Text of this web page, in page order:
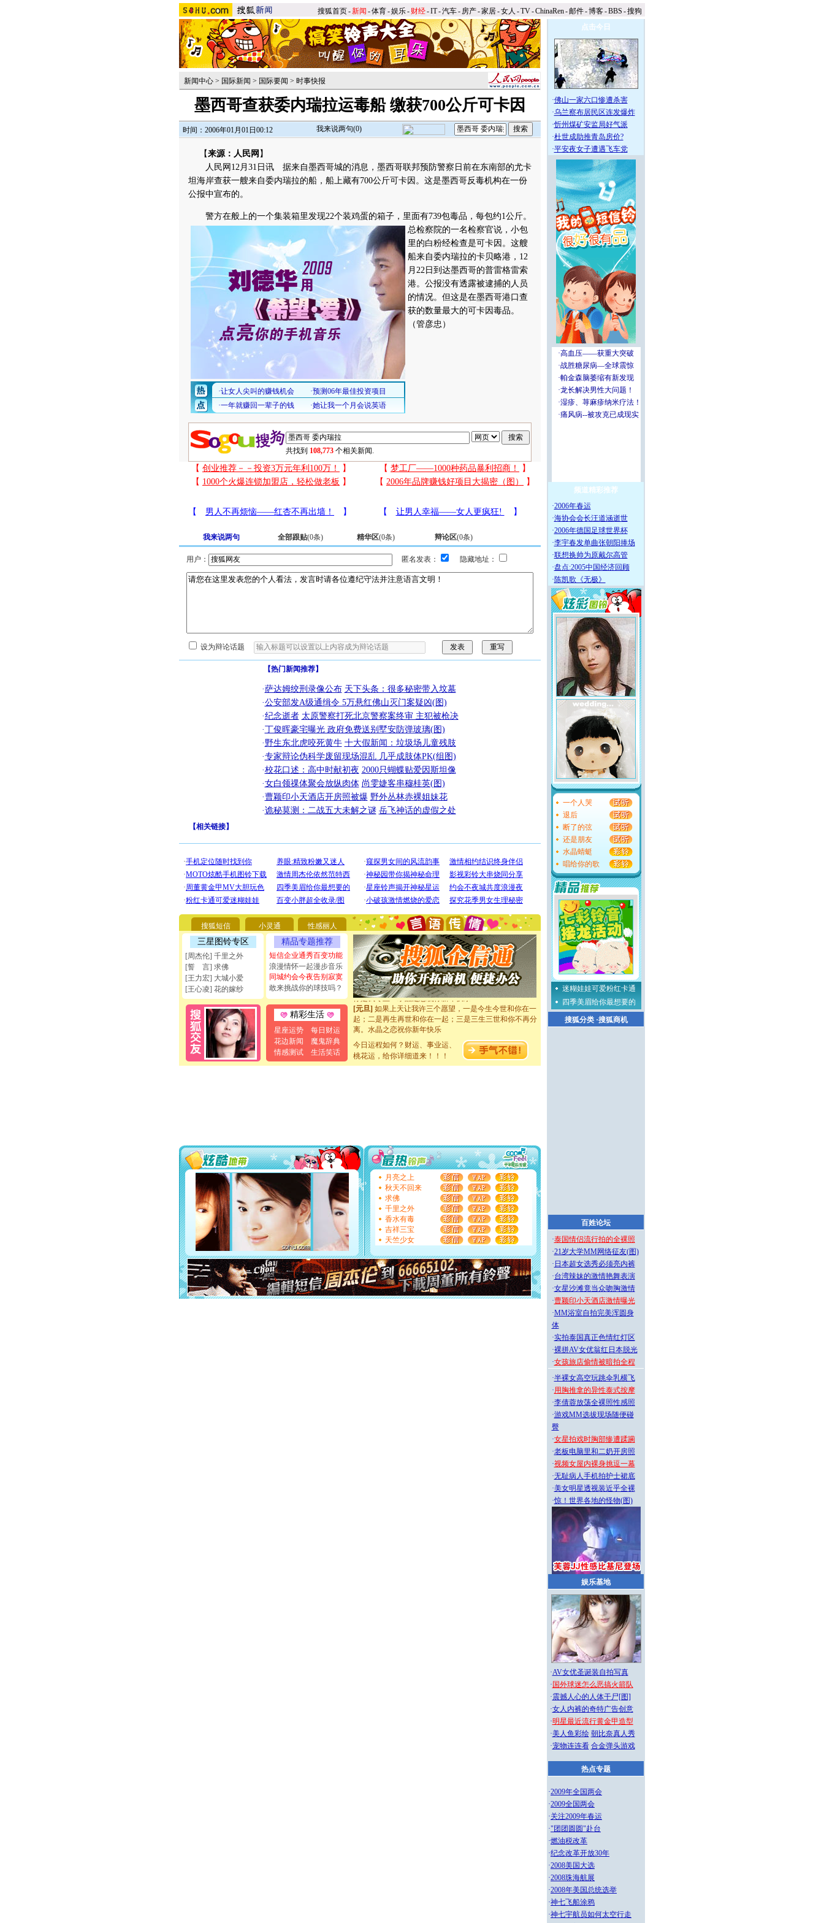
搜狐首页-新闻 -体育-娱乐- 财经-IT-汽车- 房产-家居-女人 -TV-ChinaRen-邮件-博客-BBS -搜狗
新闻中心 > 国际新闻 > 国际要闻 > 时事快报
墨西哥查获委内瑞拉运毒船 缴获700公斤可卡因
时间：2006年01月01日00:12 我来说两句(0)
【来源：人民网 】
人民网12月31日讯 据来自墨西哥城的消息，墨西哥联邦预防警察日前在东南部的尤卡
坦海岸查获一艘来自委内瑞拉的船，船上藏有700公斤可卡因。这是墨西哥反毒机构在一份
公报中宣布的。
警方在般上的一个集装箱里发现22个装鸡蛋的箱子，里面有739包毒品，每包约1公斤。
总检察院的一名检察官说，小包
里的白粉经检查是可卡因。这艘
船来自委内瑞拉的卡贝略港，12
月22日到达墨西哥的普雷格雷索
港。公报没有透露被逮捕的人员
的情况。但这是在墨西哥港口查
获的数量最大的可卡因毒品。
（管彦忠）
共找到 108,773 个相关新闻.
我来说两句 全部跟贴(0条) 精华区(0条) 辩论区(0条)
用户： 匿名发表： 隐藏地址：
设为辩论话题
【热门新闻推荐】
·萨达姆绞刑录像公布 天下头条：很多秘密带入坟墓
·公安部发A级通缉令 5万悬红佛山灭门案疑凶(图)
·纪念逝者 太原警察打死北京警察案终审 主犯被枪决
·丁俊晖豪宅曝光 政府免费送别墅安防弹玻璃(图)
·野生东北虎咬死黄牛 十大假新闻：垃圾场儿童残肢
·专家辩论伪科学废留现场混乱 几乎成肢体PK(组图)
·校花口述：高中时献初夜 2000只蝴蝶贴爱因斯坦像
·女白领祼体聚会放纵肉体 尚雯婕客串穆桂英(图)
·曹颖印小天酒店开房照被爆 野外丛林赤裸姐妹花
·诡秘莫测：二战五大未解之谜 岳飞神话的虚假之处
【相关链接】
搜狐短信 小灵通 性感丽人
三星图铃专区
[周杰伦] 千里之外
[誓 言] 求佛
[王力宏] 大城小爱
[王心凌] 花的嫁纱
精品专题推荐
短信企业通秀百变功能
浪漫情怀一起漫步音乐
同城约会今夜告别寂寞
敢来挑战你的球技吗？
精彩生活
星座运势
每日财运
花边新闻
魔鬼辞典
情感测试
生活笑话
[圣诞节]圣诞节到了，想想没什么送给你的，又不打算给
你太多，只有给你五千万：千万快乐！千万要健康！千万
[圣诞节]不只这样的日子才会想起你,而是这样的日子才
能正大光明地骚扰你,告诉你,圣诞要快乐!新年要快乐!天
天都要快乐噢!
[圣诞节]奉上一颗祝福的心,在这个特别的日子里,愿幸福,
如意,快乐,鲜花,一切美好的祝愿与你同在.圣诞快乐!
[元旦]看到你我会触电；看不到你我要充电；没有你我会
断电。爱你是我职业，想你是我事业，抱你是我特长，吻
你是我专业！水晶之恋祝你新年快乐
[元旦] 如果上天让我许三个愿望，一是今生今世和你在一
起；二是再生再世和你在一起；三是三生三世和你不再分
离。水晶之恋祝你新年快乐
[元旦]当我狠下心扭头离去那一刻，你在我身后无助地哭
泣，这痛楚让我明白我多么爱你。我转身抱住你：这猪不
卖了。水晶之恋祝你新年快乐。
[春节]风柔雨润好月圆，半岛铁盒伴身边，每日尽显开心
要平安！千万要知足！千万不要忘记我！
[圣诞节]不只这样的日子才会想起你,而是这样的日子才
能正大光明地骚扰你,告诉你,圣诞要快乐!新年要快乐!天
天都要快乐噢!
[圣诞节]奉上一颗祝福的心,在这个特别的日子里,愿幸福,
如意,快乐,鲜花,一切美好的祝愿与你同在.圣诞快乐!
[元旦]
看到你我会触电；看不到你我要充电；没有你我会
断电。爱你是我职业，想你是我事业，抱你是我特长，吻
你是我专业！水晶之恋祝你新年快乐
[元旦]
如果上天让我许三个愿望，一是今生今世和你在一
起；二是再生再世和你在一起；三是三生三世和你不再分
离。水晶之恋祝你新年快乐
[元旦]当我狠下心扭头离去那一刻，你在我身后无助地哭
泣，这痛楚让我明白我多么爱你。我转身抱住你：这猪不
卖了。水晶之恋祝你新年快乐。
今日运程如何？财运、事业运、
桃花运，给你详细道来！！！
月亮之上
秋天不回来
求佛
千里之外
香水有毒
吉祥三宝
天竺少女
点击今日
·佛山一家六口惨遭杀害
·乌兰察布居民区连发爆炸
·忻州煤矿安监局好气派
·杜世成助推青岛房价?
·平安夜女子遭遇飞车党
频道精彩推荐
·2006年春运
·海协会会长汪道涵逝世
·2006年德国足球世界杯
·李宇春发单曲张朝阳捧场
·联想换帅为原戴尔高管
·盘点:2005中国经济回顾
·陈凯歌《无极》
一个人哭
退后
断了的弦
还是朋友
水晶蜻蜓
唱给你的歌
迷糊娃娃可爱粉红卡通
四季美眉给你最想要的
搜狐分类·搜狐商机
百姓论坛
·泰国情侣流行拍的全裸照
·21岁大学MM网络征友(图)
· 日本超女选秀必须亮内裤
·台湾辣妹的激情艳舞表演
·女星沙滩竟当众吻胸激情
·曹颖印小天酒店激情曝光
·MM浴室自拍完美浑圆身
体
·实拍泰国真正色情红灯区
·裸拼AV女优翁红日本脱光
·女孩旅店偷情被暗拍全程
·半裸女高空玩跳伞乳横飞
·用胸推拿的异性泰式按摩
·李倩蓉放荡全裸照性感照
·游戏MM选拔现场随便碰
臀
·女星拍戏时胸部惨遭蹂躏
·老板电脑里和二奶开房照
·视频女屋内裸身挑逗一幕
·无耻病人手机拍护士裙底
·美女明星透视装近乎全裸
·惊！世界各地的怪物(图)
娱乐基地
·AV女优圣诞装自拍写真
· 国外球迷怎么恶搞火箭队
·震撼人心的人体干尸[图]
·女人内裤的奇特广告创意
·明星最近流行黄金甲造型
·美人鱼彩绘 朝比奈真人秀
·宠物连连看 合金弹头游戏
热点专题
·2009年全国两会
·2009全国两会
·关注2009年春运
·"团团圆圆"赴台
·燃油税改革
·纪念改革开放30年
·2008美国大选
·2008珠海航展
·2008年美国总统选举
·神七飞船涂鸦
·神七宇航员如何太空行走